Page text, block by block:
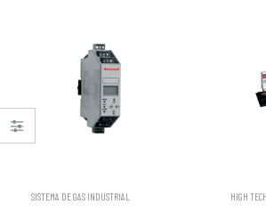
SISTEMA DE GAS INDUSTRIAL HIGH